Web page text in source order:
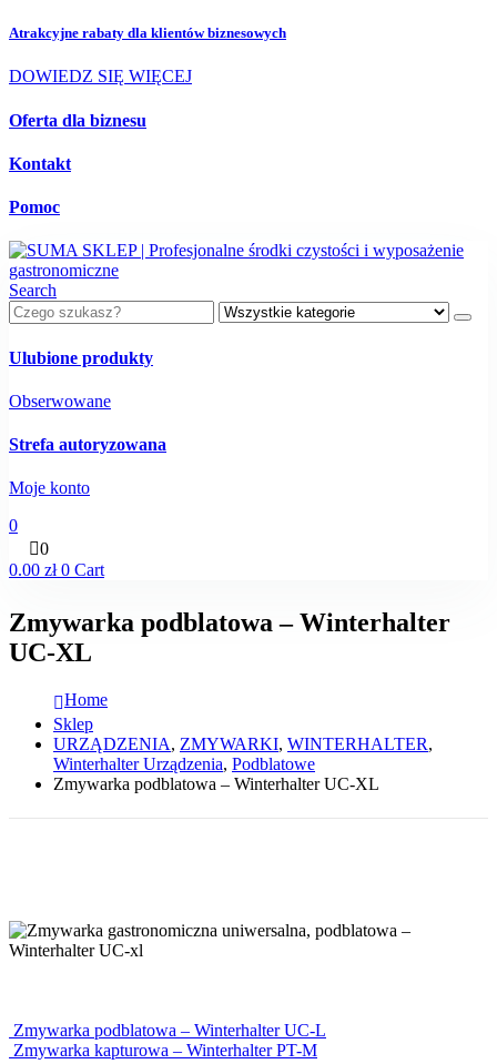
Atrakcyjne rabaty dla klientów biznesowych
DOWIEDZ SIĘ WIĘCEJ
Oferta dla biznesu
Kontakt
Pomoc
Search
Ulubione produkty
Obserwowane
Strefa autoryzowana
Moje konto
0
0
0.00 zł 0 Cart
Zmywarka podblatowa – Winterhalter
UC-XL
Home
Sklep
URZĄDZENIA, ZMYWARKI, WINTERHALTER,
Winterhalter Urządzenia, Podblatowe
Zmywarka podblatowa – Winterhalter UC-XL
Zmywarka podblatowa – Winterhalter UC-L
Zmywarka kapturowa – Winterhalter PT-M